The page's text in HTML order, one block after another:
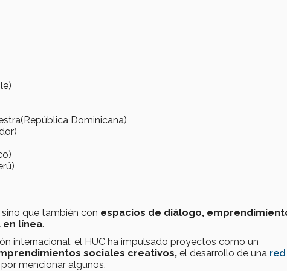
Dominicana)
, sino que también con espacios de diálogo,
línea.
internacional, el HUC ha impulsado proyectos como un
sociales creativos, el desarrollo de una
, por mencionar algunos.